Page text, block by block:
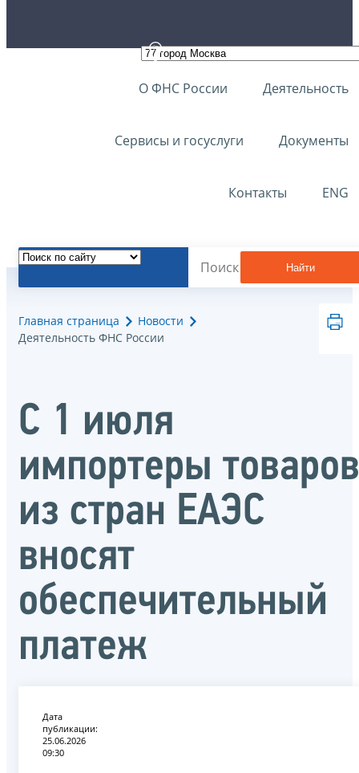
О ФНС России Деятельность
Сервисы и госуслуги Документы
Контакты ENG
Найти
Главная страница
Новости
Деятельность ФНС России
С 1 июля
импортеры товаров
из стран ЕАЭС
вносят
обеспечительный
платеж
Дата
публикации:
25.06.2026
09:30